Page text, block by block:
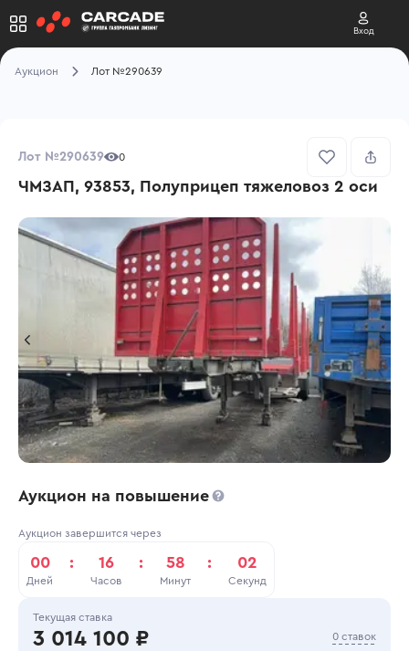
Вход
Аукцион Лот №290639
Лот №290639 0
ЧМЗАП, 93853, Полуприцеп тяжеловоз 2 оси
Аукцион на повышение
Аукцион завершится через
00
Дней
: 16
Часов
: 58
Минут
: 02
Секунд
Текущая ставка
3 014 100 ₽ 0 ставок